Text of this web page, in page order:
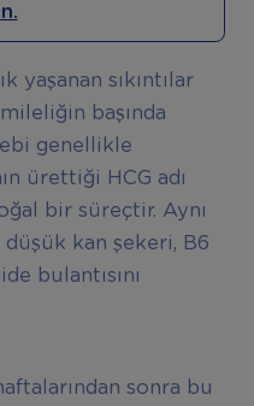
yaşanan sıkıntılar
başında
genellikle
ürettiği HCG adı
bir süreçtir. Aynı
kan şekeri, B6
bulantısını
sonra bu